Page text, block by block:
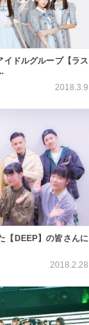
イドルグループ【ラス
2018.3.9
【DEEP】の皆さんに
2018.2.28